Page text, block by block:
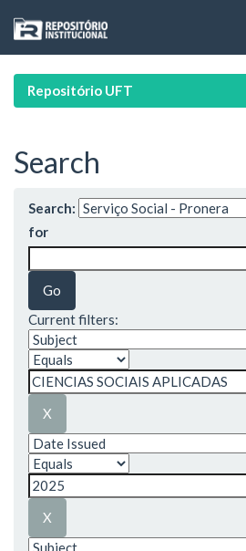
navigation
Repositório UFT
Search
Search:
for
Current filters: